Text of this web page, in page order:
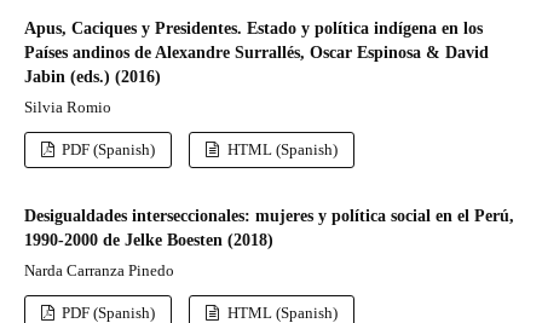
Apus, Caciques y Presidentes. Estado y política indígena en los
Países andinos de Alexandre Surrallés, Oscar Espinosa & David
Jabin (eds.) (2016)
Silvia Romio
PDF (Spanish) HTML (Spanish)
Desigualdades interseccionales: mujeres y política social en el Perú,
1990-2000 de Jelke Boesten (2018)
Narda Carranza Pinedo
PDF (Spanish) HTML (Spanish)